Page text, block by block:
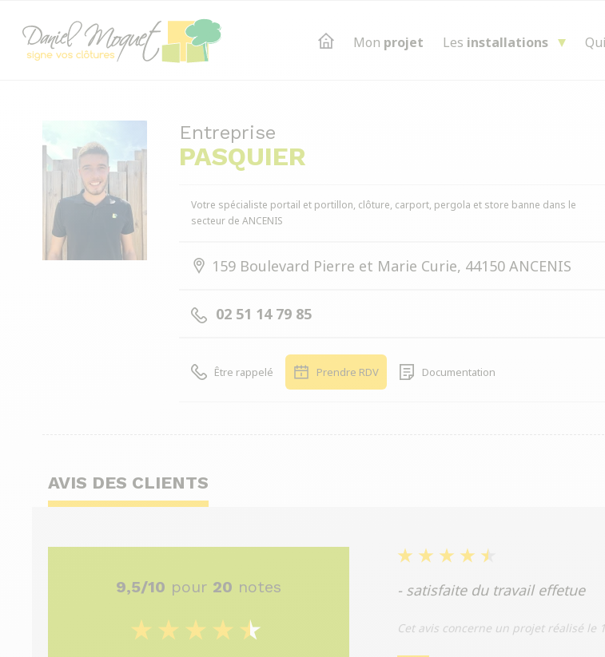
Mon projet Les installations
Entreprise
PASQUIER
Votre spécialiste portail et portillon, clôture, carport, pergola et store banne dans le
secteur de ANCENIS
159 Boulevard Pierre et Marie Curie, 44150 ANCENIS
02 51 14 79 85
Être rappelé Prendre RDV Documentation
AVIS DES CLIENTS
9,5/10 pour 20 notes - satisfaite du travail effetue
Cet avis concerne un projet réalisé le